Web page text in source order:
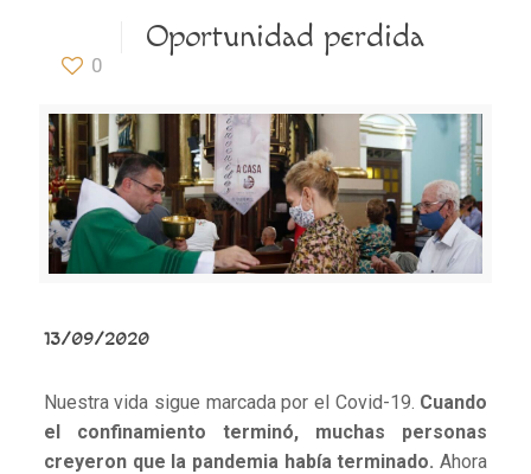
0
Oportunidad perdida
13/09/2020
Nuestra vida sigue marcada por el Covid-19. Cuando
el confinamiento terminó, muchas personas
creyeron que la pandemia había terminado. Ahora